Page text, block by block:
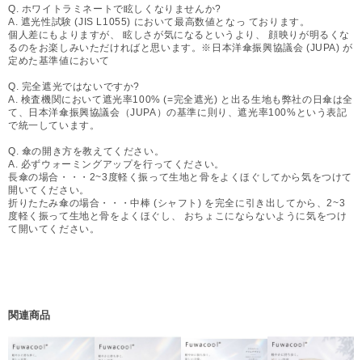
Q. ホワイトラミネートで眩しくなりませんか?
A. 遮光性試験 (JIS L1055) において最高数値となっ ております。
個人差にもよりますが、 眩しさが気になるというより、 顔映りが明るくな
るのをお楽しみいただければと思います。※日本洋傘振興協議会 (JUPA) が
定めた基準値において
Q. 完全遮光ではないですか?
A. 検査機関において遮光率100% (=完全遮光) と出る生地も弊社の日傘は全
て、日本洋傘振興協議会（JUPA）の基準に則り、遮光率100%という表記
で統一しています。
Q. 傘の開き方を教えてください。
A. 必ずウォーミングアップを行ってください。
長傘の場合・・・2~3度軽く振って生地と骨をよくほぐしてから気をつけて
開いてください。
折りたたみ傘の場合・・・中棒 (シャフト) を完全に引き出してから、2~3
度軽く振って生地と骨をよくほぐし、 おちょこにならないように気をつけ
て開いてください。
関連商品